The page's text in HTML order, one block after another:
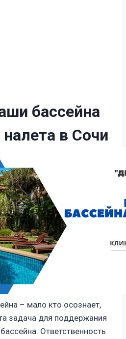
бассейна
налета в Сочи
– мало кто осознает,
задача для поддержания
Ответственность